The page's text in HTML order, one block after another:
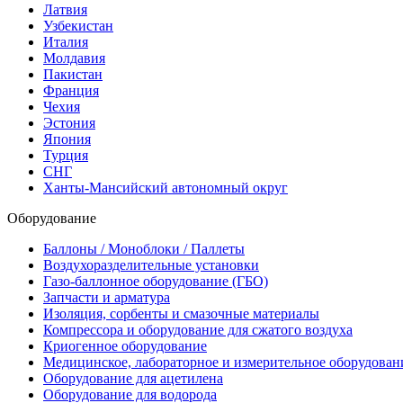
Латвия
Узбекистан
Италия
Молдавия
Пакистан
Франция
Чехия
Эстония
Япония
Турция
СНГ
Ханты-Мансийский автономный округ
Оборудование
Баллоны / Моноблоки / Паллеты
Воздухоразделительные установки
Газо-баллонное оборудование (ГБО)
Запчасти и арматура
Изоляция, сорбенты и смазочные материалы
Компрессора и оборудование для сжатого воздуха
Криогенное оборудование
Медицинское, лабораторное и измерительное
Оборудование для ацетилена
Оборудование для водорода